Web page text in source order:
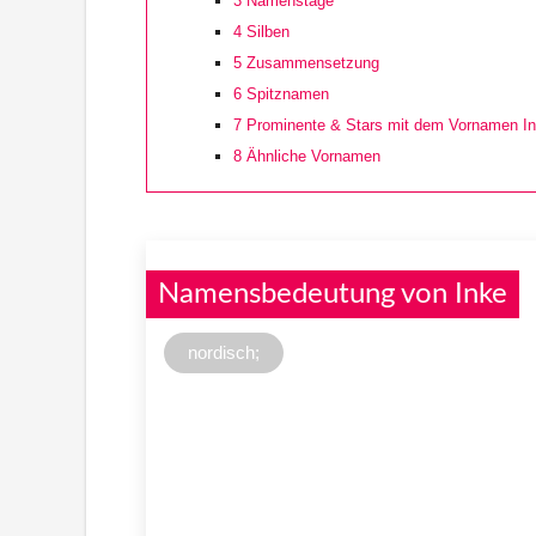
4 Silben
5 Zusammensetzung
6 Spitznamen
7 Prominente & Stars mit dem Vornamen
8 Ähnliche Vornamen
Namensbedeutung von Inke
nordisch;